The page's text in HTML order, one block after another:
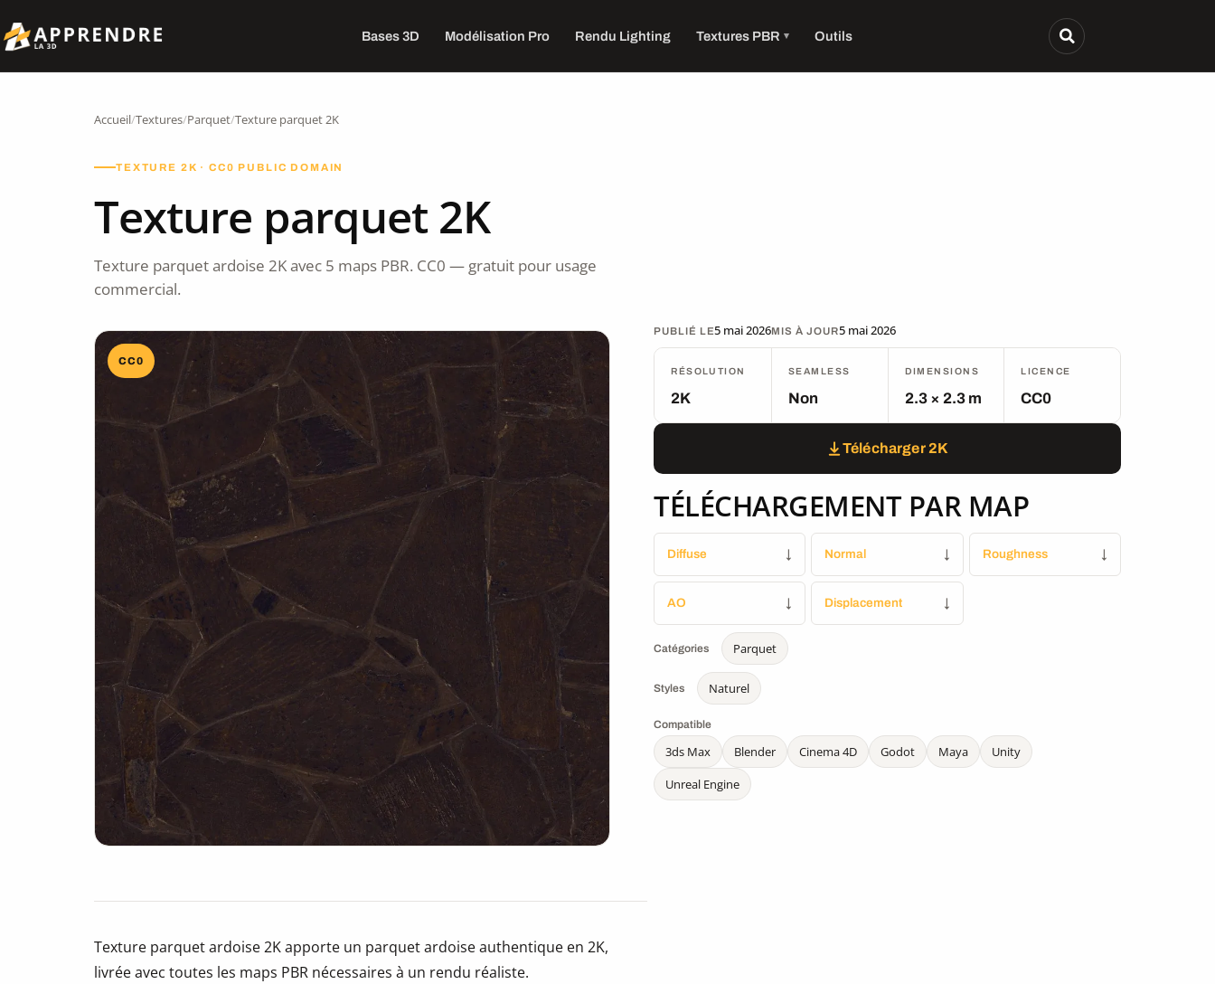
Bases 3D Modélisation Pro Rendu Lighting Textures PBR Outils
Accueil/Textures/Parquet/Texture parquet 2K
TEXTURE 2K · CC0 PUBLIC DOMAIN
Texture parquet 2K
Texture parquet ardoise 2K avec 5 maps PBR. CC0 — gratuit pour usage
commercial.
CC0
PUBLIÉ LE5 mai 2026MIS À JOUR5 mai 2026
RÉSOLUTION
2K
SEAMLESS
Non
DIMENSIONS
2.3 × 2.3 m
LICENCE
CC0
Télécharger 2K
TÉLÉCHARGEMENT PAR MAP
Diffuse ↓ Normal ↓ Roughness ↓
AO ↓ Displacement ↓
Catégories Parquet
Styles Naturel
Compatible
3ds Max Blender Cinema 4D Godot Maya
Unity
Unreal Engine
Texture parquet ardoise 2K apporte un parquet ardoise authentique en 2K,
livrée avec toutes les maps PBR nécessaires à un rendu réaliste.